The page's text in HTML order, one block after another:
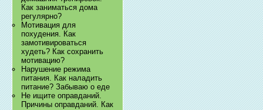
Как заниматься дома
регулярно?
Мотивация для
похудения. Как
замотивироваться
худеть? Как сохранить
мотивацию?
Нарушение режима
питания. Как наладить
питание? Забываю о еде
Не ищите оправданий.
Причины оправданий. Как